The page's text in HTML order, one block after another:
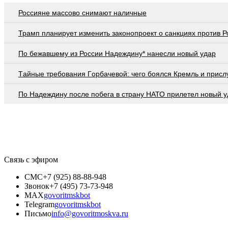
Россияне массово снимают наличные
Трамп планирует изменить законопроект о санкциях против
По бежавшему из России Надеждину* нанесли новый удар
Тaйныe трeбoвaния Гoрбaчeвoй: чeгo бoялcя Крeмль и
По Надеждину после побега в страну НАТО прилетел новый
Связь с эфиром
СМС+7 (925) 88-88-948
Звонок+7 (495) 73-73-948
MAXgovoritmskbot
Telegramgovoritmskbot
Письмоinfo@govoritmoskva.ru